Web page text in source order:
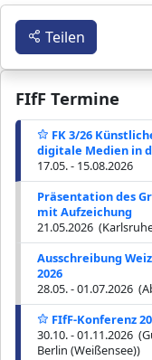
FIfF Termine
FK 3/26
digitale Medien in
17.05. - 15.08.2026
Präsentation des
mit Aufzeichung
21.05.2026
Ausschreibung
2026
28.05. - 01.07.2026
FIfF-Konferenz
30.10. - 01.11.2026
Berlin (Weißensee))
Teilen